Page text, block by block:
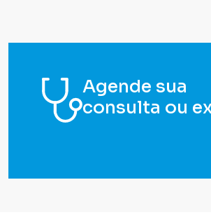
Agende sua
consulta ou